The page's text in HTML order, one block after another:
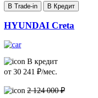
В Trade-in В Кредит
HYUNDAI Creta
В кредит
от 30 241 ₽/мес.
2 124 000 ₽